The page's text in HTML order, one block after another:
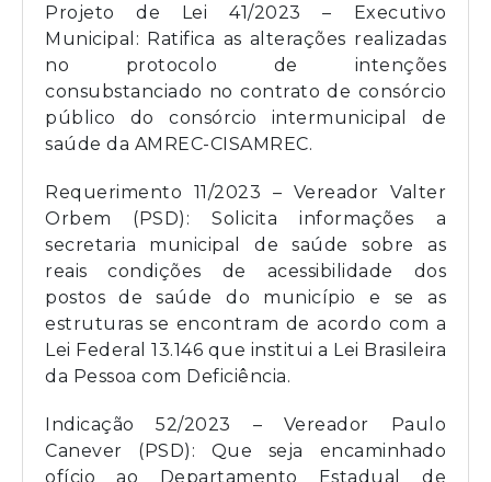
Projeto de Lei 41/2023 – Executivo
Municipal: Ratifica as alterações realizadas
no protocolo de intenções
consubstanciado no contrato de consórcio
público do consórcio intermunicipal de
saúde da AMREC-CISAMREC.
Requerimento 11/2023 – Vereador Valter
Orbem (PSD): Solicita informações a
secretaria municipal de saúde sobre as
reais condições de acessibilidade dos
postos de saúde do município e se as
estruturas se encontram de acordo com a
Lei Federal 13.146 que institui a Lei Brasileira
da Pessoa com Deficiência.
Indicação 52/2023 – Vereador Paulo
Canever (PSD): Que seja encaminhado
ofício ao Departamento Estadual de